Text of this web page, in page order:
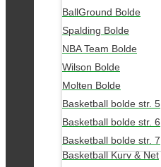
BallGround Bolde
Spalding Bolde
NBA Team Bolde
Wilson Bolde
Molten Bolde
Basketball bolde str. 5
Basketball bolde str. 6
Basketball bolde str. 7
Basketball Kurv & Net